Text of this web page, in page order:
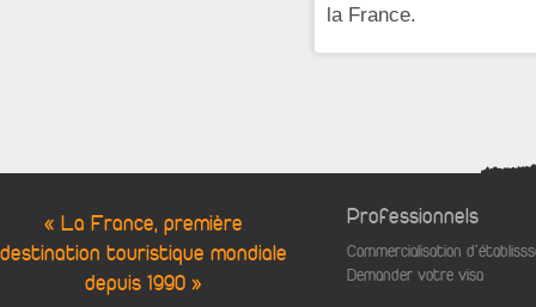
la France.
« La France, première
destination touristique mondiale
depuis 1990 »
Professionnels
Commercialisation
Demander votre visa